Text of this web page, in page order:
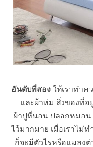
อันดับที่สองให้เราทำค
และผ้าห่ม สิ่งของที่อ
ผ้าปูที่นอน ปลอกหมอน
ไว้มากมาย เมื่อเราไม่
ก็จะมีตัวไรหรือแมลง